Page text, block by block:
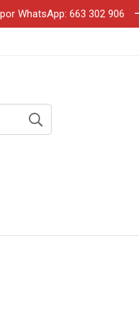
WhatsApp: 663 302 906